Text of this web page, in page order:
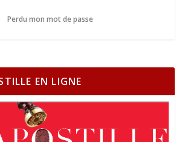
Perdu mon mot de passe
EN LIGNE